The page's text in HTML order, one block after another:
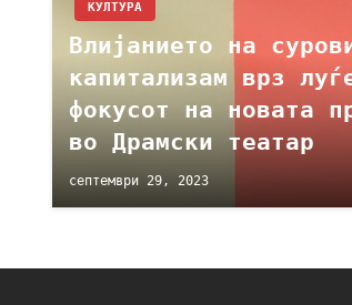
КУЛТУРА
Влијанието на
капитализам врз
фокусот на новата
во Драмски театар
септември 29, 2023